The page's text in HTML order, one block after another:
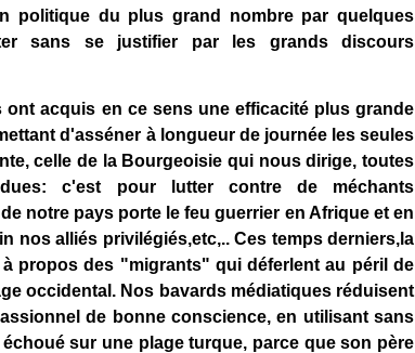
politique du plus grand nombre par quelques
sans se justifier par les grands discours
ont acquis en ce sens une efficacité plus grande
d'asséner à longueur de journée les seules
celle de la Bourgeoisie qui nous dirige, toutes
c'est pour lutter contre de méchants
notre pays porte le feu guerrier en Afrique et en
nos alliés privilégiés,etc,.. Ces temps derniers,la
propos des "migrants" qui déferlent au péril de
occidental. Nos bavards médiatiques réduisent
de bonne conscience, en utilisant sans
sur une plage turque, parce que son père